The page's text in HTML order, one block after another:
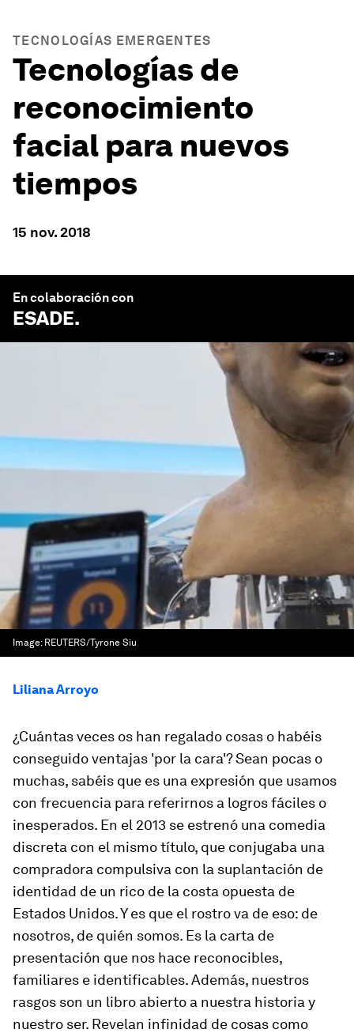
TECNOLOGÍAS EMERGENTES
Tecnologías de
reconocimiento
facial para nuevos
tiempos
15 nov. 2018
En colaboración con
ESADE.
Image: REUTERS/Tyrone Siu
Liliana Arroyo
¿Cuántas veces os han regalado cosas o habéis
conseguido ventajas 'por la cara'? Sean pocas o
muchas, sabéis que es una expresión que usamos
con frecuencia para referirnos a logros fáciles o
inesperados. En el 2013 se estrenó una comedia
discreta con el mismo título, que conjugaba una
compradora compulsiva con la suplantación de
identidad de un rico de la costa opuesta de
Estados Unidos. Y es que el rostro va de eso: de
nosotros, de quién somos. Es la carta de
presentación que nos hace reconocibles,
familiares e identificables. Además, nuestros
rasgos son un libro abierto a nuestra historia y
nuestro ser. Revelan infinidad de cosas como